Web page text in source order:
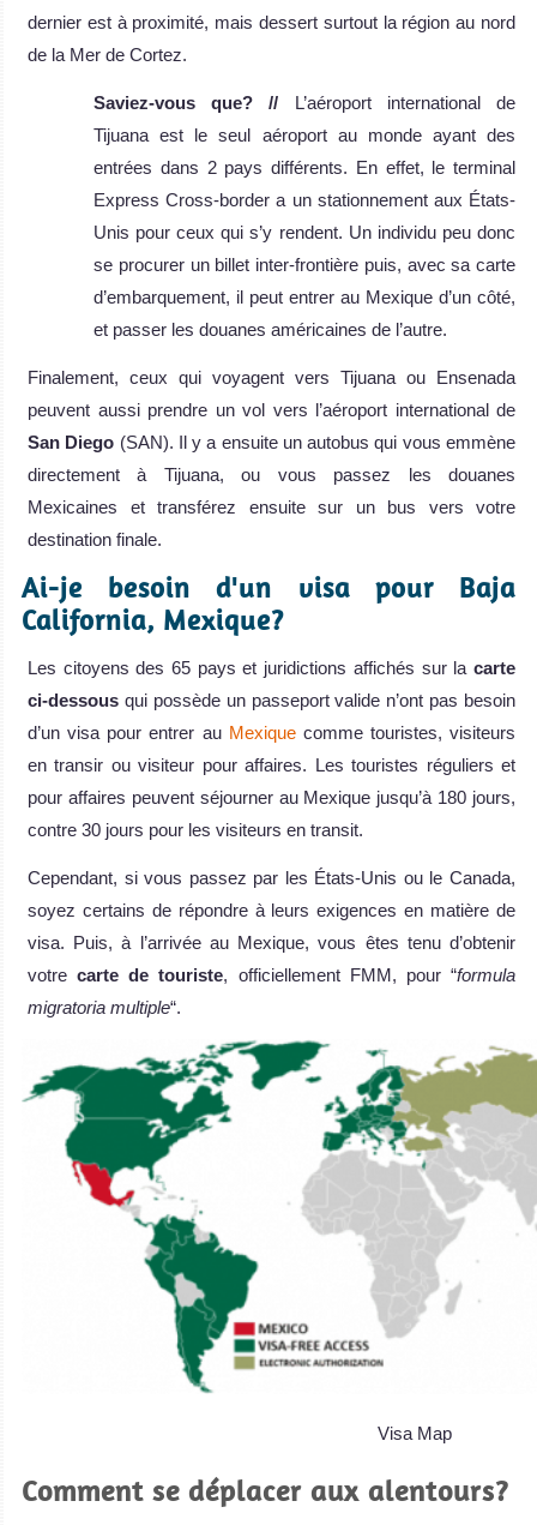
dernier est à proximité, mais dessert surtout la région au nord
de la Mer de Cortez.
Saviez-vous que? // L’aéroport international de
Tijuana est le seul aéroport au monde ayant des
entrées dans 2 pays différents. En effet, le terminal
Express Cross-border a un stationnement aux États-
Unis pour ceux qui s’y rendent. Un individu peu donc
se procurer un billet inter-frontière puis, avec sa carte
d’embarquement, il peut entrer au Mexique d’un côté,
et passer les douanes américaines de l’autre.
Finalement, ceux qui voyagent vers Tijuana ou Ensenada
peuvent aussi prendre un vol vers l’aéroport international de
San Diego (SAN). Il y a ensuite un autobus qui vous emmène
directement à Tijuana, ou vous passez les douanes
Mexicaines et transférez ensuite sur un bus vers votre
destination finale.
Ai-je besoin d'un visa pour Baja
California, Mexique?
Les citoyens des 65 pays et juridictions affichés sur la carte
ci-dessous qui possède un passeport valide n’ont pas besoin
d’un visa pour entrer au Mexiquecomme touristes, visiteurs
en transir ou visiteur pour affaires. Les touristes réguliers et
pour affaires peuvent séjourner au Mexique jusqu’à 180 jours,
contre 30 jours pour les visiteurs en transit.
Cependant, si vous passez par les États-Unis ou le Canada,
soyez certains de répondre à leurs exigences en matière de
visa. Puis, à l’arrivée au Mexique, vous êtes tenu d’obtenir
votrecarte de touriste, officiellement FMM, pour “formula
migratoria multiple“.
Visa Map
Comment se déplacer aux alentours?